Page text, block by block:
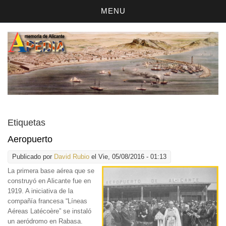
MENU
Etiquetas
Aeropuerto
Publicado por David Rubio el Vie, 05/08/2016 - 01:13
La primera base aérea que se
construyó en Alicante fue en
1919. A iniciativa de la
compañía francesa “Líneas
Aéreas Latécoère” se instaló
un aeródromo en Rabasa.